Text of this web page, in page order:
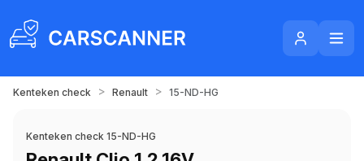
Kenteken check > Renault > 15-ND-HG
Kenteken check 15-ND-HG